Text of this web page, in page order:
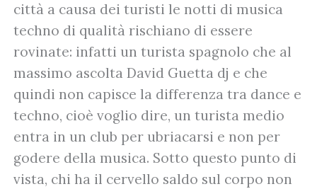
città a causa dei turisti le notti di musica
techno di qualità rischiano di essere
rovinate: infatti un turista spagnolo che al
massimo ascolta David Guetta dj e che
quindi non capisce la differenza tra dance e
techno, cioè voglio dire, un turista medio
entra in un club per ubriacarsi e non per
godere della musica. Sotto questo punto di
vista, chi ha il cervello saldo sul corpo non